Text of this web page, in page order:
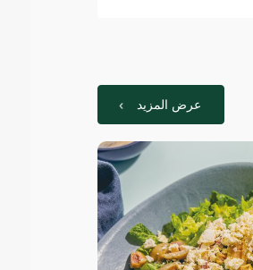
عرض المزيد